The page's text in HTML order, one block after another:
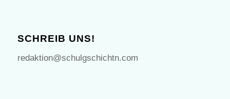
SCHREIB UNS!
redaktion@schulgschichtn.com